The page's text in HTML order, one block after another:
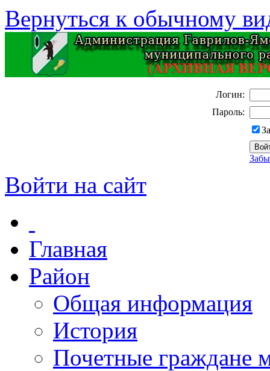
Вернуться к обычному
Логин:
Пароль:
Войти на сайт
Главная
Район
Общая информация
История
Почетные граждане